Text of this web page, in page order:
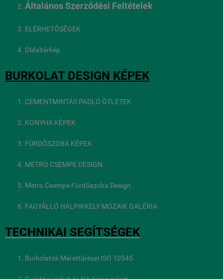
Általános Szerződési Feltételek
ELÉRHETŐSÉGEK
Oldaltérkép
BURKOLAT DESIGN KÉPEK
CEMENTMINTÁS PADLÓ ÖTLETEK
KONYHA KÉPEK
FÜRDŐSZOBA KÉPEK
METRO CSEMPE DESIGN
Metro Csempe Fürdőszoba Design
FAGYÁLLÓ HALPIKKELY MOZAIK GALÉRIA
TECHNIKAI SEGÍTSÉGEK
Burkolatok Mérettűrései ISO 10545